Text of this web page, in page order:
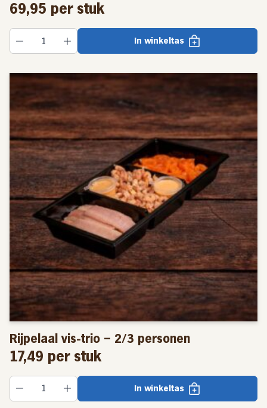
Volgens strenge hygiëne-eisen
Wij werken in onzepalingrokerijvolgens alle strenge
hygiëne-eisen van de voedsel en waren autoriteit.
Daardoor zijn wij gecertificeerd en bezitten wij een EG-
nummer. Wat inhoudt dat wij aan iedereen onze paling
mogen leveren, van particulier tot winkelbedrijf en van
restaurant tot cateringbedrijf. Dat betekent dat wekelijks
diverse groothandels in Europa door ons worden
bevoorraad.
Ingrediënten en advies
Houdbaarheid: Zie etiket (2 dagen vanaf afhaal datum)
Bewaaradvies: Gekoeld bewaren
Dit is een kant-en-klaar product, consumeren op
kamertemperatuur.
Inhoud: 505 gram.
Aquacultuurproduct uit NL, NO, Noordzeegarnalen –
gevangen in de Noordzee FAO 27. Makreel Oorsprong:
Noord Atlantische Oceaan. Gevangen met trawlnetten.
69,95 per stuk
In winkeltas
Rijpelaal vis-trio – 2/3 personen
17,49 per stuk
In winkeltas